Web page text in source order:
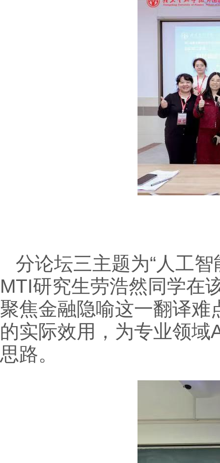
分论坛三主题为“人工
MTI研究生劳浩然同学在
聚焦金融隐喻这一翻译
的实际效用，为专业领
思路。